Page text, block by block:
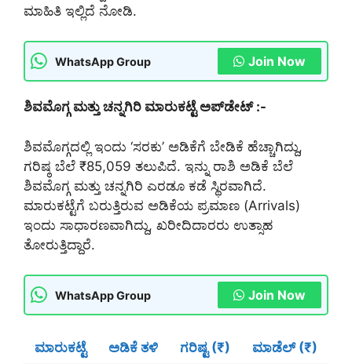
ಮಾಹಿತಿ ಇಲ್ಲಿದೆ ನೋಡಿ.
WhatsApp Group Join Now
ಶಿವಮೊಗ್ಗ ಮತ್ತು ಚನ್ನಗಿರಿ ಮಾರುಕಟ್ಟೆ ಅಪ್‌ಡೇಟ್ :-
ಶಿವಮೊಗ್ಗದಲ್ಲಿ ಇಂದು ‘ಸರಕು’ ಅಡಿಕೆಗೆ ಬೇಡಿಕೆ ಹೆಚ್ಚಾಗಿದ್ದು,
ಗರಿಷ್ಠ ಬೆಲೆ ₹85,059 ತಲುಪಿದೆ. ಇನ್ನು ರಾಶಿ ಅಡಿಕೆ ಬೆಲೆ
ಶಿವಮೊಗ್ಗ ಮತ್ತು ಚನ್ನಗಿರಿ ಎರಡೂ ಕಡೆ ಸ್ಥಿರವಾಗಿದೆ.
ಮಾರುಕಟ್ಟೆಗೆ ಬರುತ್ತಿರುವ ಅಡಿಕೆಯ ಪ್ರಮಾಣ (Arrivals)
ಇಂದು ಸಾಧಾರಣವಾಗಿದ್ದು, ಖರೀದಿದಾರರು ಉತ್ಸಾಹ
ತೋರುತ್ತಿದ್ದಾರೆ.
WhatsApp Group Join Now
ಮಾರುಕಟ್ಟೆ ಅಡಿಕೆ ತಳಿ ಗರಿಷ್ಟ (₹) ಮಾಡೆಲ್ (₹)